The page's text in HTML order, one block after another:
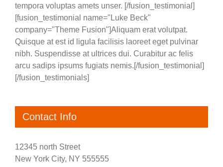
tempora voluptas amets unser. [/fusion_testimonial]
[fusion_testimonial name="Luke Beck"
company="Theme Fusion"]Aliquam erat volutpat.
Quisque at est id ligula facilisis laoreet eget pulvinar
nibh. Suspendisse at ultrices dui. Curabitur ac felis
arcu sadips ipsums fugiats nemis.[/fusion_testimonial]
[/fusion_testimonials]
Contact Info
12345 north Street
New York City, NY 555555